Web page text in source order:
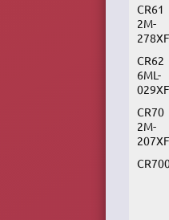
CR61
2M-
CR62
6ML-
CR70
2M-